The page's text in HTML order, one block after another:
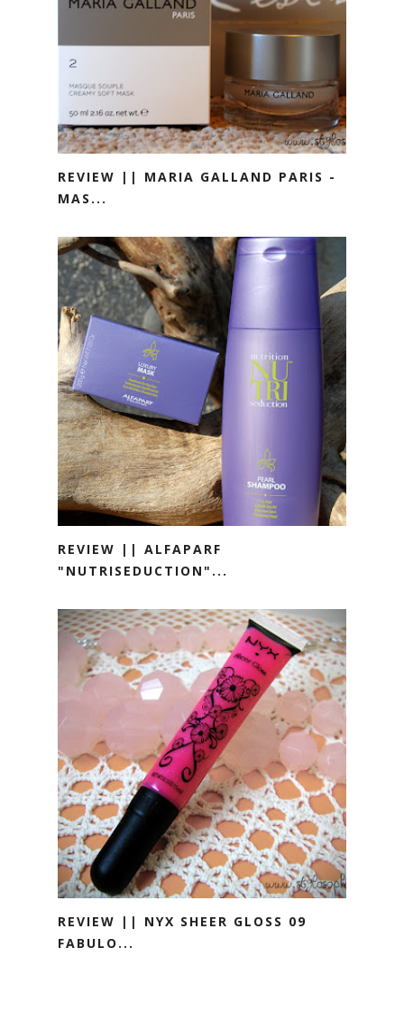
REVIEW || MARIA GALLAND PARIS -
MAS...
REVIEW || ALFAPARF
"NUTRISEDUCTION"...
REVIEW || NYX SHEER GLOSS 09
FABULO...